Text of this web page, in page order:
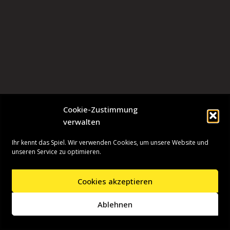
Cookie-Zustimmung
verwalten
Ihr kennt das Spiel. Wir verwenden Cookies, um unsere Website und
unseren Service zu optimieren.
Cookies akzeptieren
Ablehnen
| Präsentiert vonWordPress
Presseinformationen